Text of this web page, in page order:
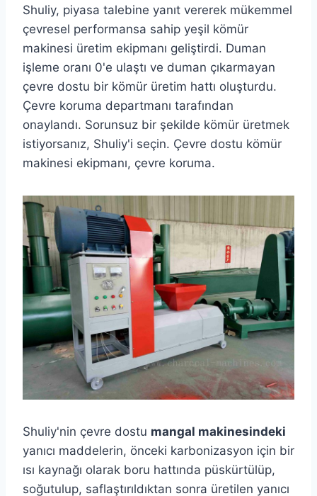
Shuliy, piyasa talebine yanıt vererek mükemmel
çevresel performansa sahip yeşil kömür
makinesi üretim ekipmanı geliştirdi. Duman
işleme oranı 0'e ulaştı ve duman çıkarmayan
çevre dostu bir kömür üretim hattı oluşturdu.
Çevre koruma departmanı tarafından
onaylandı. Sorunsuz bir şekilde kömür üretmek
istiyorsanız, Shuliy'i seçin. Çevre dostu kömür
makinesi ekipmanı, çevre koruma.
Shuliy'nin çevre dostu mangal makinesindeki
yanıcı maddelerin, önceki karbonizasyon için bir
ısı kaynağı olarak boru hattında püskürtülüp,
soğutulup, saflaştırıldıktan sonra üretilen yanıcı